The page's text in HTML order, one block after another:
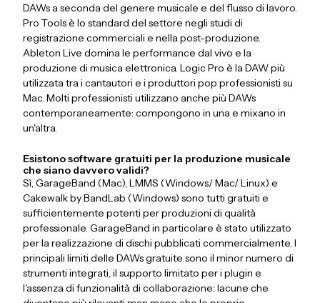
DAWs a seconda del genere musicale e del flusso di lavoro.
Pro Tools è lo standard del settore negli studi di
registrazione commerciali e nella post-produzione.
Ableton Live domina le performance dal vivo e la
produzione di musica elettronica. Logic Pro è la DAW più
utilizzata tra i cantautori e i produttori pop professionisti su
Mac. Molti professionisti utilizzano anche più DAWs
contemporaneamente: compongono in una e mixano in
un'altra.
Esistono software gratuiti per la produzione musicale
che siano davvero validi?
Sì, GarageBand (Mac), LMMS (Windows/ Mac/ Linux) e
Cakewalk by BandLab (Windows) sono tutti gratuiti e
sufficientemente potenti per produzioni di qualità
professionale. GarageBand in particolare è stato utilizzato
per la realizzazione di dischi pubblicati commercialmente. I
principali limiti delle DAWs gratuite sono il minor numero di
strumenti integrati, il supporto limitato per i plugin e
l'assenza di funzionalità di collaborazione: lacune che